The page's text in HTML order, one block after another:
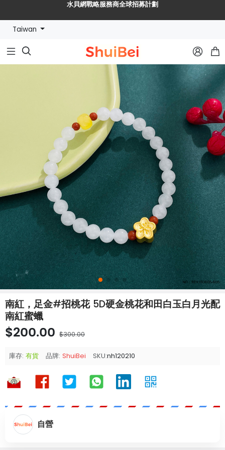
🔥【水貝幣$SHUIBEI】黃金珠寶【穩定幣+RWA】新紀元🔥
Taiwan
  
南紅，足金#招桃花 5D硬金桃花和田白玉白月光配
南紅蜜蠟
$200.00 $300.00
庫存: 有貨 品牌: ShuiBei SKU:nh120210
自營